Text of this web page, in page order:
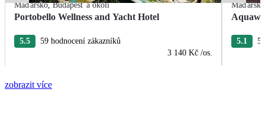
Maďarsko,Budapešť a okolí
Portobello Wellness and Yacht Hotel
5.5
59 hodnocení zákazníků
3 140 Kč /os.
Maďarsko
5.1
zobrazit více